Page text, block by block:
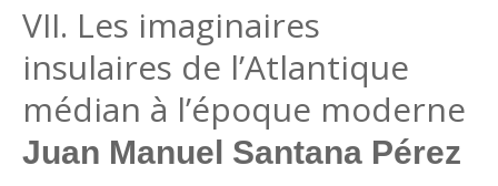
VII. Les imaginaires
insulaires de l’Atlantique
médian à l’époque moderne
Juan Manuel Santana Pérez